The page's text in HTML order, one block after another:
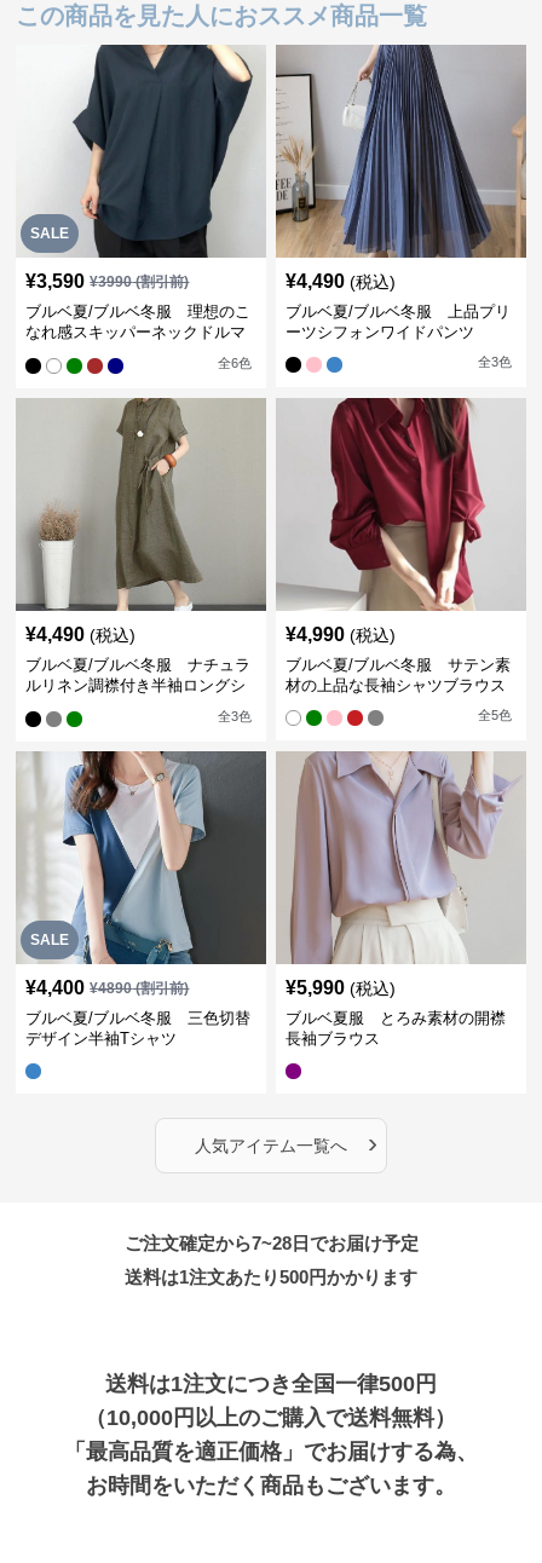
この商品を見た人におススメ商品一覧
SALE
¥3,590 ¥3990(割引前)
ブルベ夏/ブルベ冬服 理想のこ
なれ感スキッパーネックドルマ
全6色
¥4,490 (税込)
ブルベ夏/ブルベ冬服 上品プリ
ーツシフォンワイドパンツ
全3色
¥4,490 (税込)
ブルベ夏/ブルベ冬服 ナチュラ
ルリネン調襟付き半袖ロングシ
全3色
¥4,990 (税込)
ブルベ夏/ブルベ冬服 サテン素
材の上品な長袖シャツブラウス
全5色
SALE
¥4,400 ¥4890(割引前)
ブルベ夏/ブルベ冬服 三色切替
デザイン半袖Tシャツ
¥5,990 (税込)
ブルベ夏服 とろみ素材の開襟
長袖ブラウス
人気アイテム一覧へ ›
ご注文確定から7~28日でお届け予定
送料は1注文あたり500円かかります
送料は1注文につき全国一律500円
（10,000円以上のご購入で送料無料）
「最高品質を適正価格」でお届けする為、
お時間をいただく商品もございます。